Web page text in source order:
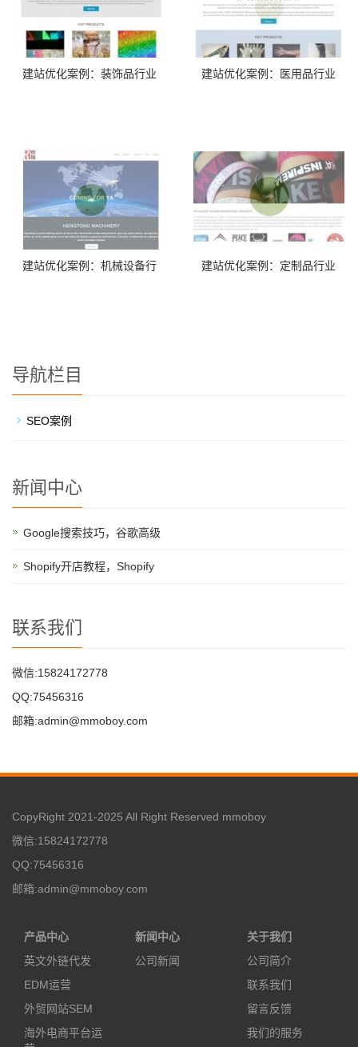
建站优化案例：装饰品行业 建站优化案例：医用品行业
建站优化案例：机械设备行 建站优化案例：定制品行业
导航栏目
SEO案例
新闻中心
Google搜索技巧，谷歌高级
Shopify开店教程，Shopify
联系我们
微信:15824172778
QQ:75456316
邮箱:admin@mmoboy.com
CopyRight 2021-2025 All Right Reserved mmoboy
微信:15824172778
QQ:75456316
邮箱:admin@mmoboy.com
产品中心
英文外链代发
EDM运营
外贸网站SEM
海外电商平台运
新闻中心
公司新闻
关于我们
公司简介
联系我们
留言反馈
我们的服务